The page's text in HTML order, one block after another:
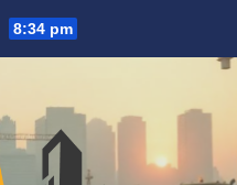
8:34 pm